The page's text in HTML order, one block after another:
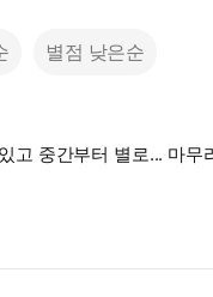
별점 낮은순
고 중간부터 별로... 마무